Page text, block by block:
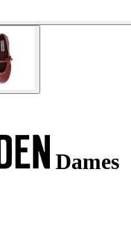
Dames